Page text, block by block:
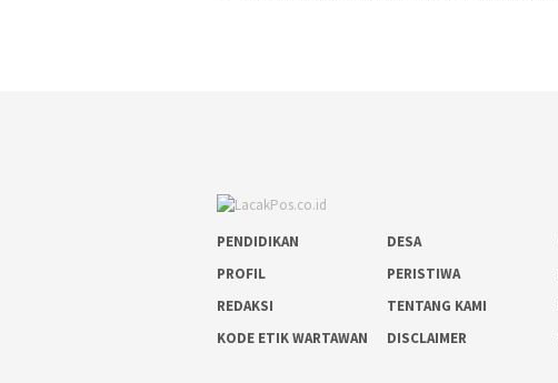
PENDIDIKAN DESA
PROFIL
PERISTIWA
REDAKSI
TENTANG KAMI
KODE ETIK WARTAWAN
DISCLAIMER